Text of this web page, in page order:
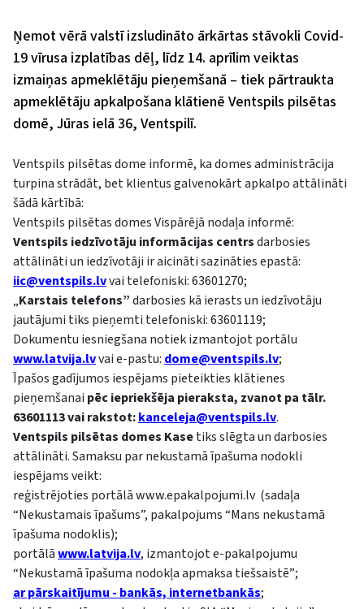
Ņemot vērā valstī izsludināto ārkārtas stāvokli Covid-
19 vīrusa izplatības dēļ, līdz 14. aprīlim veiktas
izmaiņas apmeklētāju pieņemšanā – tiek pārtraukta
apmeklētāju apkalpošana klātienē Ventspils pilsētas
domē, Jūras ielā 36, Ventspilī.
Ventspils pilsētas dome informē, ka domes administrācija
turpina strādāt, bet klientus galvenokārt apkalpo attālināti
šādā kārtībā:
Ventspils pilsētas domes Vispārējā nodaļa informē:
Ventspils iedzīvotāju informācijas centrsdarbosies
attālināti un iedzīvotāji ir aicināti sazināties epastā:
iic@ventspils.lvvai telefoniski: 63601270;
„Karstais telefons”darbosies kā ierasts un iedzīvotāju
jautājumi tiks pieņemti telefoniski: 63601119;
Dokumentu iesniegšana notiek izmantojot portālu
www.latvija.lvvai e-pastu: dome@ventspils.lv;
Īpašos gadījumos iespējams pieteikties klātienes
pieņemšanai pēc iepriekšēja pieraksta, zvanot pa tālr.
63601113 vai rakstot:kanceleja@ventspils.lv.
Ventspils pilsētas domes Kasetiks slēgta un darbosies
attālināti. Samaksu par nekustamā īpašuma nodokli
iespējams veikt:
reģistrējoties portālā www.epakalpojumi.lv (sadaļa
“Nekustamais īpašums”, pakalpojums “Mans nekustamā
īpašuma nodoklis);
portālāwww.latvija.lv, izmantojot e-pakalpojumu
“Nekustamā īpašuma nodokļa apmaksa tiešsaistē”;
ar pārskaitījumu - bankās, internetbankās;